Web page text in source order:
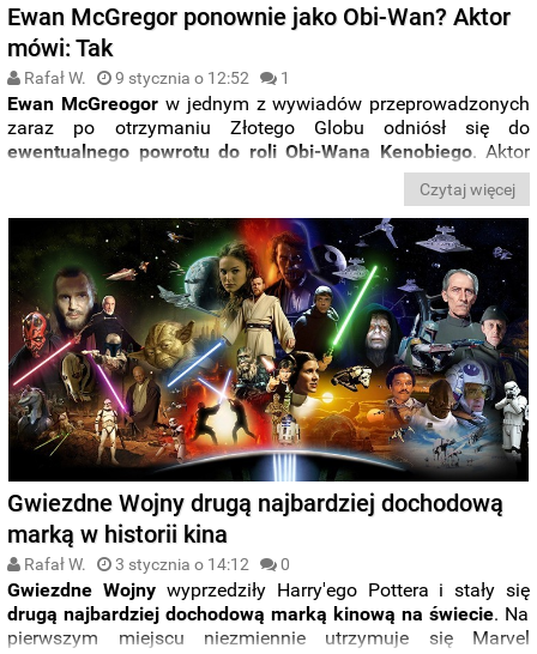
Ewan McGregor ponownie jako Obi-Wan? Aktor
mówi: Tak
Rafał W. 9 stycznia o 12:52 1
Ewan McGreogor w jednym z wywiadów przeprowadzonych
zaraz po otrzymaniu Złotego Globu odniósł się do
ewentualnego powrotu do roli Obi-Wana Kenobiego. Aktor
Czytaj więcej
Gwiezdne Wojny drugą najbardziej dochodową
marką w historii kina
Rafał W. 3 stycznia o 14:12 0
Gwiezdne Wojny wyprzedziły Harry'ego Pottera i stały się
drugą najbardziej dochodową marką kinową na świecie. Na
pierwszym miejscu niezmiennie utrzymuje się Marvel